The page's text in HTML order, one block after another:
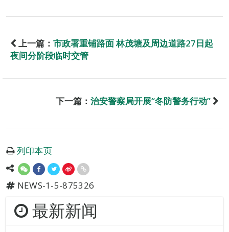
上一篇： 市政署重铺路面 林茂塘及周边道路27日起
夜间分阶段临时交管
下一篇： 治安警察局开展“冬防警务行动”
列印本页
NEWS-1-5-875326
最新新闻